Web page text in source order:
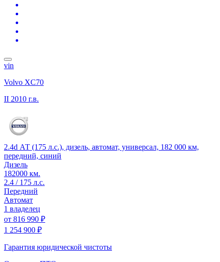
vin
Volvo XC70
II 2010 г.в.
2.4d АТ (175 л.с.), дизель, автомат, универсал, 182 000 км,
передний, синий
Дизель
182000 км.
2.4 / 175 л.с.
Передний
Автомат
1 владелец
от 816 990 ₽
1 254 900 ₽
Гарантия юридической чистоты